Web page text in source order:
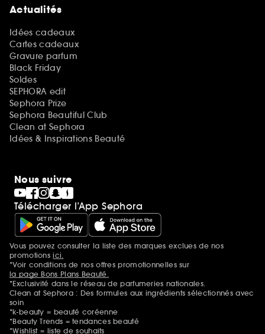
Actualités
Idées cadeaux
Cartes cadeaux
Gravure parfum
Black Friday
Soldes
SEPHORA edit
Sephora Prize
Sephora Beautiful Club
Clean at Sephora
Idées & Inspirations Beauté
Nous suivre
Télécharger l’App Sephora
Mentions additionnelles
Vous pouvez consulter la liste des marques exclues de nos
promotionsici.
*Voir conditions de nos offres promotionnelles sur
la page Bons Plans Beauté.
*Exclusivité dans le réseau de parfumeries nationales.
Clean at Sephora : Des formules aux ingrédients sélectionnés avec
soin
*k-beauty = beauté coréenne
*Beauty Trends = tendances beauté
*Wishlist = liste de souhaits